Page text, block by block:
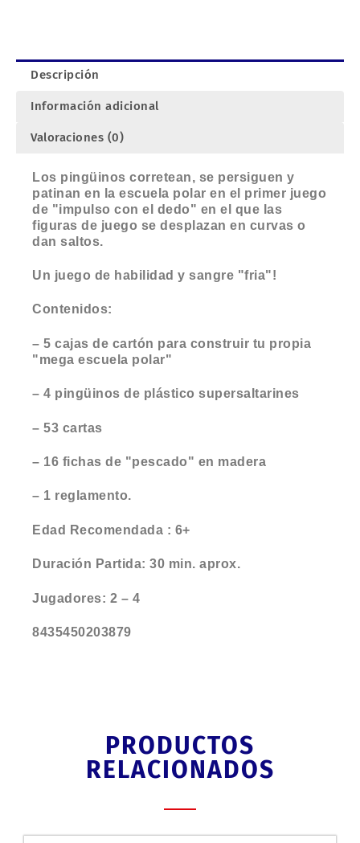
Descripción
Información adicional
Valoraciones (0)
Los pingüinos corretean, se persiguen y
patinan en la escuela polar en el primer juego
de "impulso con el dedo" en el que las
figuras de juego se desplazan en curvas o
dan saltos.
Un juego de habilidad y sangre "fria"!
Contenidos:
– 5 cajas de cartón para construir tu propia
"mega escuela polar"
– 4 pingüinos de plástico supersaltarines
– 53 cartas
– 16 fichas de "pescado" en madera
– 1 reglamento.
Edad Recomendada : 6+
Duración Partida: 30 min. aprox.
Jugadores: 2 – 4
8435450203879
PRODUCTOS
RELACIONADOS